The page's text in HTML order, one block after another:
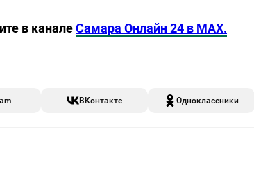
в каналеСамара Онлайн 24 в MAX.
ВКонтакте Одноклассники